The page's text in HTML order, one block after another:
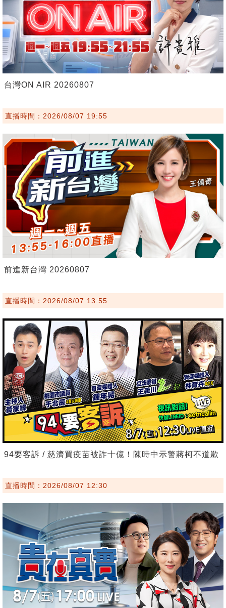
台灣ON AIR 20260807
直播時間：2026/08/07 19:55
前進新台灣 20260807
直播時間：2026/08/07 13:55
94要客訴 / 慈濟買疫苗被詐十億！陳時中示警蔣柯不道歉
直播時間：2026/08/07 12:30